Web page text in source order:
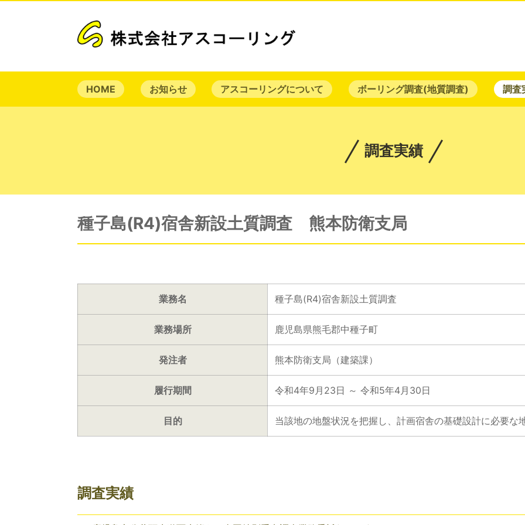
HOME お知らせ アスコーリングについて ボーリング調査(地質調査) 調査
調査実績
種子島(R4)宿舎新設土質調査 熊本防衛支局
業務名 種子島(R4)宿舎新設土質調査
業務場所 鹿児島県熊毛郡中種子町
発注者 熊本防衛支局（建築課）
履行期間 令和4年9月23日 ～ 令和5年4月30日
目的 当該地の地盤状況を把握し、計画宿舎の基礎設計に必要な
調査実績